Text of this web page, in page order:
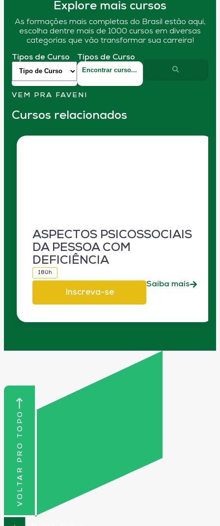
Explore mais cursos
As formações mais completas do Brasil estão aqui,
escolha dentre mais de 1000 cursos em diversas
categorias que vão transformar sua carreira!
Tipos de Curso Tipos de Curso
VEM PRA FAVENI
Cursos relacionados
ASPECTOS PSICOSSOCIAIS
DA PESSOA COM
DEFICIÊNCIA
180h
Inscreva-se
Saiba mais
VOLTAR PRO TOPO